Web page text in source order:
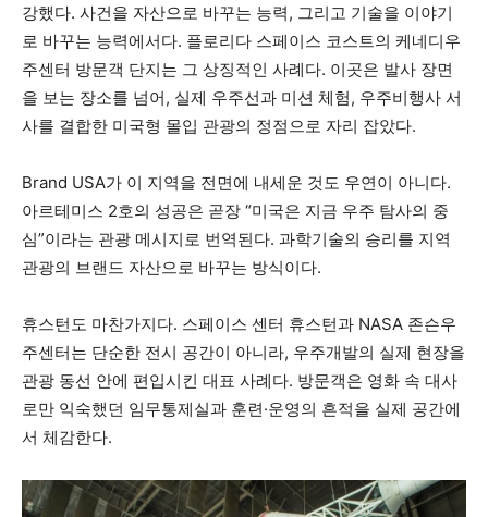
강했다. 사건을 자산으로 바꾸는 능력, 그리고 기술을 이야기
로 바꾸는 능력에서다. 플로리다 스페이스 코스트의 케네디우
주센터 방문객 단지는 그 상징적인 사례다. 이곳은 발사 장면
을 보는 장소를 넘어, 실제 우주선과 미션 체험, 우주비행사 서
사를 결합한 미국형 몰입 관광의 정점으로 자리 잡았다.
Brand USA가 이 지역을 전면에 내세운 것도 우연이 아니다.
아르테미스 2호의 성공은 곧장 “미국은 지금 우주 탐사의 중
심”이라는 관광 메시지로 번역된다. 과학기술의 승리를 지역
관광의 브랜드 자산으로 바꾸는 방식이다.
휴스턴도 마찬가지다. 스페이스 센터 휴스턴과 NASA 존슨우
주센터는 단순한 전시 공간이 아니라, 우주개발의 실제 현장을
관광 동선 안에 편입시킨 대표 사례다. 방문객은 영화 속 대사
로만 익숙했던 임무통제실과 훈련·운영의 흔적을 실제 공간에
서 체감한다.